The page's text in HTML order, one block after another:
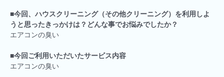
■今回、ハウスクリーニング（その他クリーニング）を利用しよ
うと思ったきっかけは？どんな事でお悩みでしたか？
エアコンの臭い
■今回ご利用いただいたサービス内容
エアコンの臭い